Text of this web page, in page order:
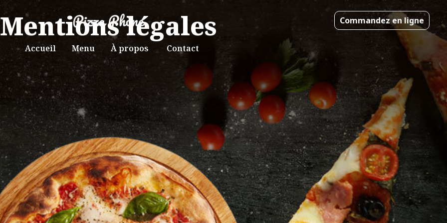
Commandez en ligne
Accueil Menu À propos Contact
Mentions légales